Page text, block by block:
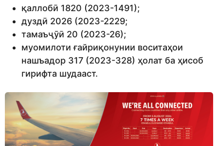
қаллобӣ 1820 (2023-1491);
дуздӣ 2026 (2023-2229;
тамаъҷӯӣ 20 (2023-26);
муомилоти ғайриқонунии воситаҳои
нашъадор 317 (2023-328) ҳолат ба ҳисоб
гирифта шудааст.